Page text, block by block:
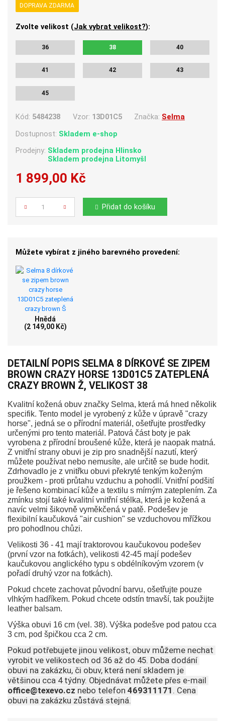
DOPRAVA ZDARMA
Zvolte velikost (Jak vybrat velikost?):
36 38 40
41 42 43
45
Kód: 5484238 Vzor: 13D01C5 Značka: Selma
Dostupnost: Skladem e-shop
Prodejny: Skladem prodejna Hlinsko
Skladem prodejna Litomyšl
1 899,00 Kč
Počet
Přidat do košíku
Můžete vybírat z jiného barevného provedení:
Hnědá
(2 149,00 Kč)
DETAILNÍ POPIS SELMA 8 DÍRKOVÉ SE ZIPEM
BROWN CRAZY HORSE 13D01C5 ZATEPLENÁ
CRAZY BROWN Ž, VELIKOST 38
Kvalitní kožená obuv značky Selma, která má hned několik
specifik. Tento model je vyrobený z kůže v úpravě "crazy
horse", jedná se o přírodní materiál, ošetřujte prostředky
určenými pro tento materiál. Patová část boty je pak
vyrobena z přírodní broušené kůže, která je naopak matná.
Z vnitřní strany obuvi je zip pro snadnější nazutí, který
můžete používat nebo nemusíte, ale určitě se bude hodit.
Zdrhovadlo je z vnitřku obuvi překryté tenkým koženým
proužkem - proti průtahu vzduchu a pohodlí. Vnitřní podšití
je řešeno kombinací kůže a textilu s mírným zateplením. Za
zmínku stojí také kvalitní vnitřní stélka, která je kožená a
navíc velmi šikovně vyměkčená v patě. Podešev je
flexibilní kaučuková "air cushion" se vzduchovou mřížkou
pro pohodlnou chůzi.
Velikosti 36 - 41 mají traktorovou kaučukovou podešev
(první vzor na fotkách), velikosti 42-45 mají podešev
kaučukovou anglického typu s obdélníkovým vzorem (v
pořadí druhý vzor na fotkách).
Pokud chcete zachovat původní barvu, ošetřujte pouze
vlhkým hadříkem. Pokud chcete odstín tmavší, tak použijte
leather balsam.
Výška obuvi 16 cm (vel. 38). Výška podešve pod patou cca
3 cm, pod špičkou cca 2 cm.
Pokud potřebujete jinou velikost, obuv můžeme nechat
vyrobit ve velikostech od 36 až do 45. Doba dodání
obuvi na zakázku, či obuv, která není skladem je
office@texevo.cz nebo telefon 469311171 . Cena
obuvi na zakázku zůstává stejná.